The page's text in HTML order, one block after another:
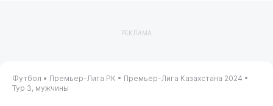
РЕКЛАМА
Футбол • Премьер-Лига РК • Премьер-Лига Казахстана 2024 •
Тур 3, мужчины